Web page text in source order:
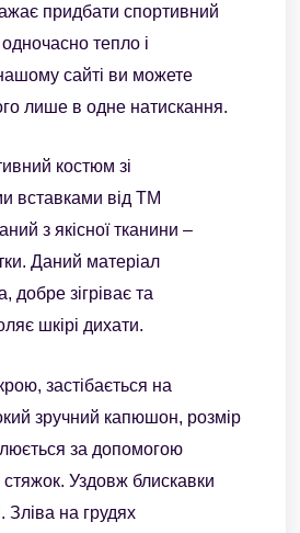
придбати спортивний
тепло і
сайті ви можете
лише в одне натискання.
костюм зі
вставками від ТМ
з якісної тканини –
Даний матеріал
добре зігріває та
шкірі дихати.
застібається на
зручний капюшон, розмір
за допомогою
стяжок. Уздовж блискавки
Зліва на грудях